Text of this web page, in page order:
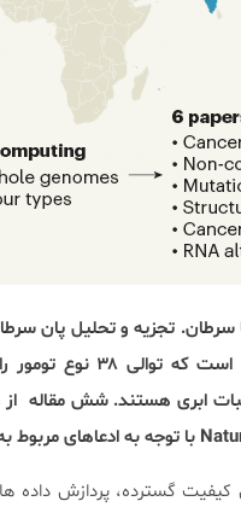
سرطان از چهار
گسترده، پردازش